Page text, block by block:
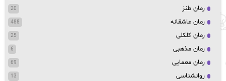
رمان طنز 20
رمان عاشقانه 488
رمان کلکلی 25
رمان مذهبی 6
رمان معمایی 69
روانشناسی 13